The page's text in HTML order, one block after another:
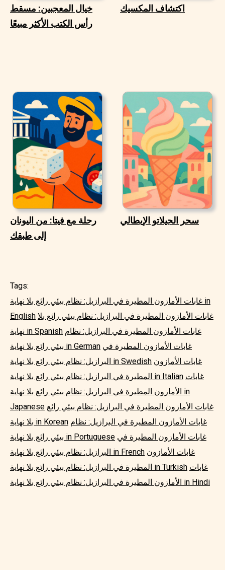
خيال المعجبين: مسقط
رأس الكتب الأكثر مبيعًا
اكتشاف المكسيك
رحلة مع فيتا: من اليونان
إلى طبقك
سحر الجيلاتو الإيطالي
Tags:
غابات الأمازون المطيرة في البرازيل: نظام بيئي رائع بلا نهاية in
English غابات الأمازون المطيرة في البرازيل: نظام بيئي رائع بلا
نهاية in Spanish غابات الأمازون المطيرة في البرازيل: نظام
بيئي رائع بلا نهاية in German غابات الأمازون المطيرة في
البرازيل: نظام بيئي رائع بلا نهاية in Swedish غابات الأمازون
المطيرة في البرازيل: نظام بيئي رائع بلا نهاية in Italian غابات
الأمازون المطيرة في البرازيل: نظام بيئي رائع بلا نهاية in
Japanese غابات الأمازون المطيرة في البرازيل: نظام بيئي رائع
بلا نهاية in Korean غابات الأمازون المطيرة في البرازيل: نظام
بيئي رائع بلا نهاية in Portuguese غابات الأمازون المطيرة في
البرازيل: نظام بيئي رائع بلا نهاية in French غابات الأمازون
المطيرة في البرازيل: نظام بيئي رائع بلا نهاية in Turkish غابات
الأمازون المطيرة في البرازيل: نظام بيئي رائع بلا نهاية in Hindi